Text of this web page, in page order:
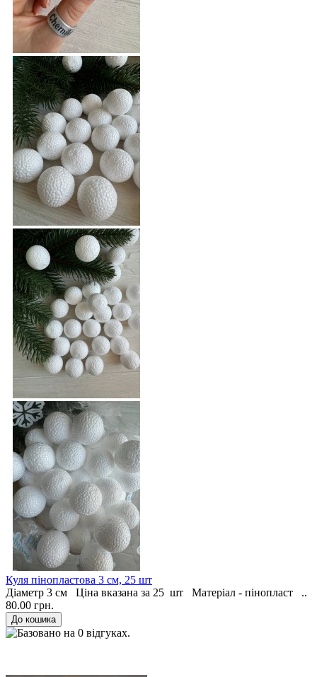
Куля пінопластова 3 см, 25 шт
Діаметр 3 см Ціна вказана за 25 шт Матеріал - пінопласт ..
80.00 грн.